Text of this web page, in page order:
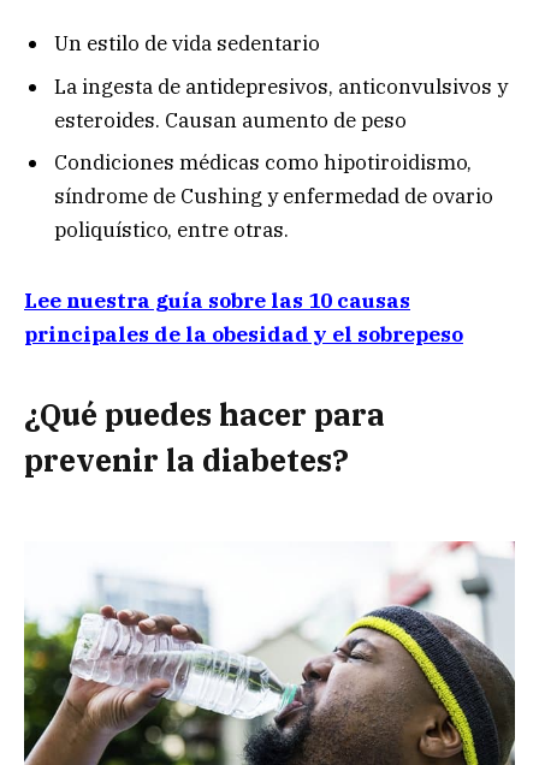
Un estilo de vida sedentario
La ingesta de antidepresivos, anticonvulsivos y
esteroides. Causan aumento de peso
Condiciones médicas como hipotiroidismo,
síndrome de Cushing y enfermedad de ovario
poliquístico, entre otras.
Lee nuestra guía sobre las 10 causas
principales de la obesidad y el sobrepeso
¿Qué puedes hacer para
prevenir la diabetes?